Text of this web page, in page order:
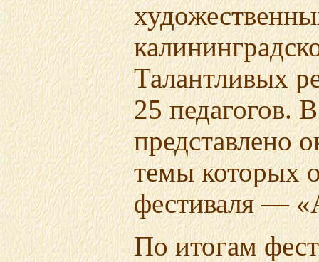
Талантливых
25 педагогов.
представлено
темы которых
фестиваля —
По итогам